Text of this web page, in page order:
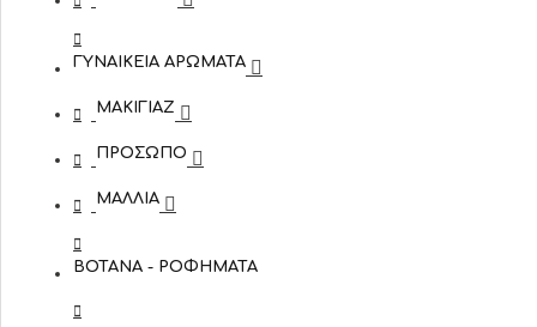
ΓΥΝΑΙΚΕΊΑ ΑΡΏΜΑΤΑ
ΜΑΚΙΓΙΆΖ
ΠΡΌΣΩΠΟ
ΜΑΛΛΙΆ
ΒΌΤΑΝΑ - ΡΟΦΉΜΑΤΑ